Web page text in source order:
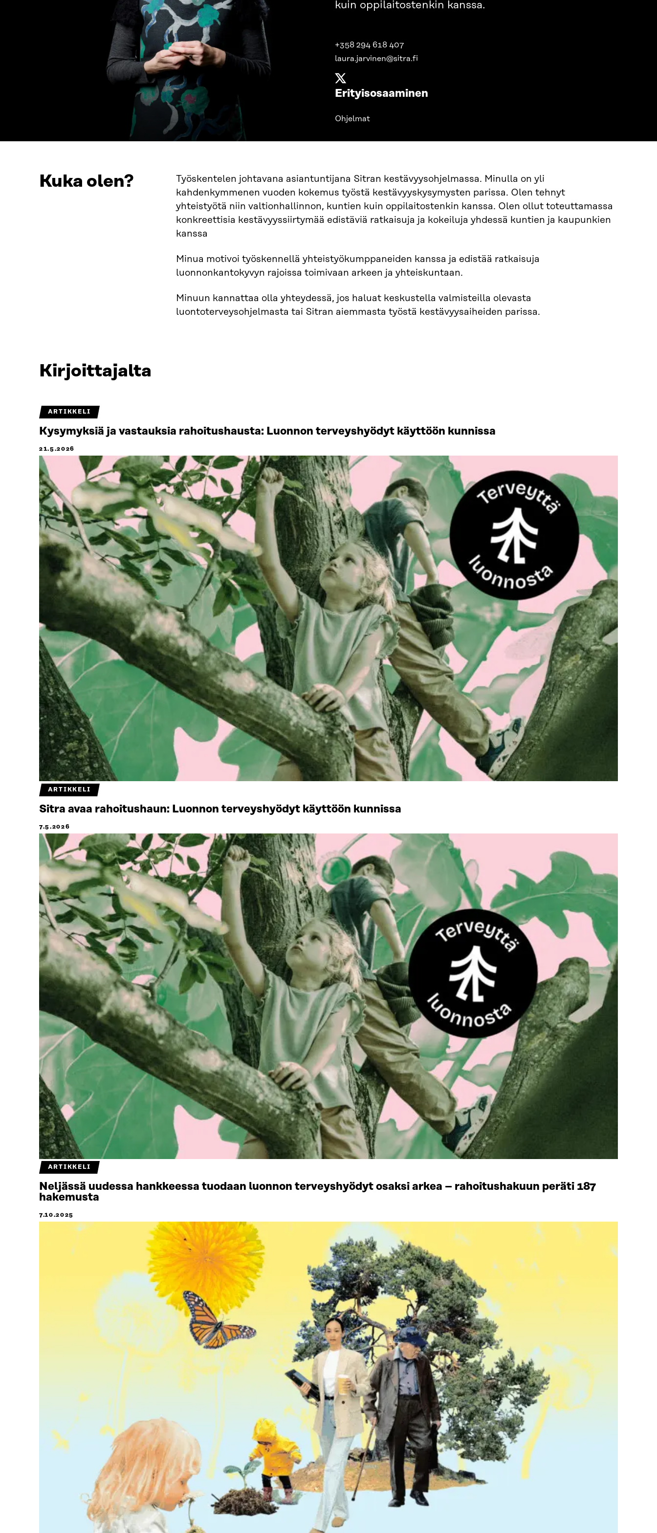
kuin oppilaitostenkin kanssa.
+358 294 618 407
laura.jarvinen@sitra.fi
Erityisosaaminen
Ohjelmat
Kuka olen?
Työskentelen johtavana asiantuntijana Sitran kestävyysohjelmassa. Minulla on yli
kahdenkymmenen vuoden kokemus työstä kestävyyskysymysten parissa. Olen tehnyt
yhteistyötä niin valtionhallinnon, kuntien kuin oppilaitostenkin kanssa. Olen ollut toteuttamassa
konkreettisia kestävyyssiirtymää edistäviä ratkaisuja ja kokeiluja yhdessä kuntien ja kaupunkien
kanssa
Minua motivoi työskennellä yhteistyökumppaneiden kanssa ja edistää ratkaisuja
luonnonkantokyvyn rajoissa toimivaan arkeen ja yhteiskuntaan.
Minuun kannattaa olla yhteydessä, jos haluat keskustella valmisteilla olevasta
luontoterveysohjelmasta tai Sitran aiemmasta työstä kestävyysaiheiden parissa.
Kirjoittajalta
ARTIKKELI
Kysymyksiä ja vastauksia rahoitushausta: Luonnon terveyshyödyt käyttöön kunnissa
21.5.2026
ARTIKKELI
Sitra avaa rahoitushaun: Luonnon terveyshyödyt käyttöön kunnissa
7.5.2026
ARTIKKELI
Neljässä uudessa hankkeessa tuodaan luonnon terveyshyödyt osaksi arkea – rahoitushakuun peräti 187
hakemusta
7.10.2025